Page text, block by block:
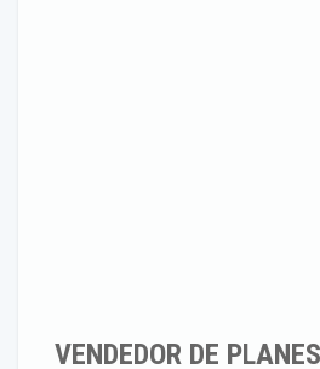
VENDEDOR DE